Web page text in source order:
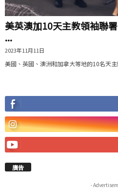
美英澳加10天主教領袖聯
...
2023年11月11日
美國、英國、澳洲和加拿大等地的10名天主
廣告
-